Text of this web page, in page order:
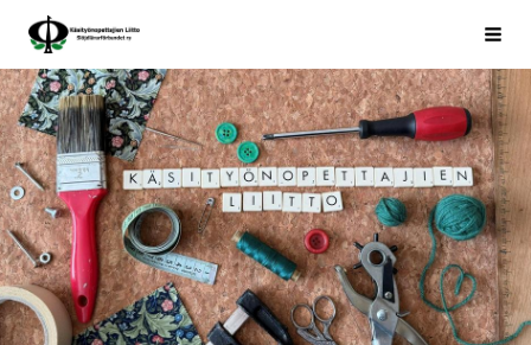
Siirry
sivun
sisältöön
Käsityönopettajien Liitto